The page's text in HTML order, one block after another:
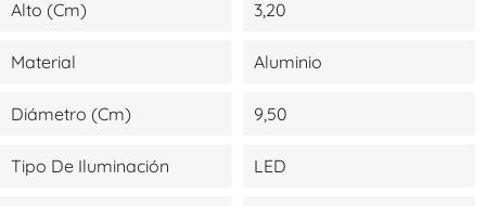
Alto (cm) 3,20
Material Aluminio
Diámetro (cm) 9,50
Tipo De Iluminación LED